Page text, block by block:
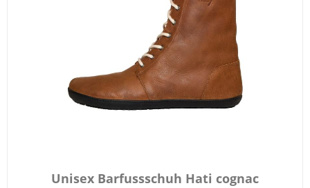
Unisex Barfussschuh Hati cognac